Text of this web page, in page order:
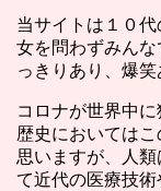
当サイトは１０
女を問わずみん
っきりあり、爆笑
コロナが世界中
歴史においては
思いますが、人
て近代の医療技術